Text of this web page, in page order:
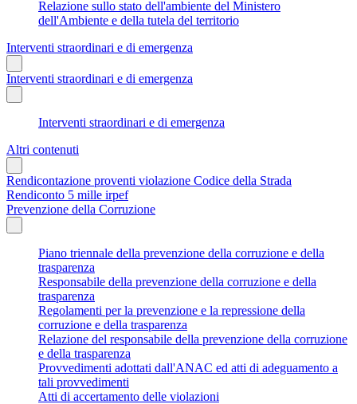
Relazione sullo stato dell'ambiente del Ministero
dell'Ambiente e della tutela del territorio
Interventi straordinari e di emergenza
Interventi straordinari e di emergenza
Interventi straordinari e di emergenza
Altri contenuti
Rendicontazione proventi violazione Codice della Strada
Rendiconto 5 mille irpef
Prevenzione della Corruzione
Piano triennale della prevenzione della corruzione e della
trasparenza
Responsabile della prevenzione della corruzione e della
trasparenza
Regolamenti per la prevenzione e la repressione della
corruzione e della trasparenza
Relazione del responsabile della prevenzione della corruzione
e della trasparenza
Provvedimenti adottati dall'ANAC ed atti di adeguamento a
tali provvedimenti
Atti di accertamento delle violazioni